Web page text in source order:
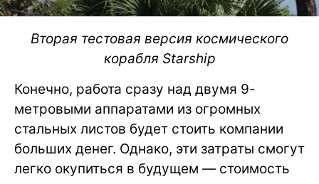
Вторая тестовая версия космического
корабля Starship
Конечно, работа сразу над двумя 9-
метровыми аппаратами из огромных
стальных листов будет стоить компании
больших денег. Однако, эти затраты смогут
легко окупиться в будущем — стоимость